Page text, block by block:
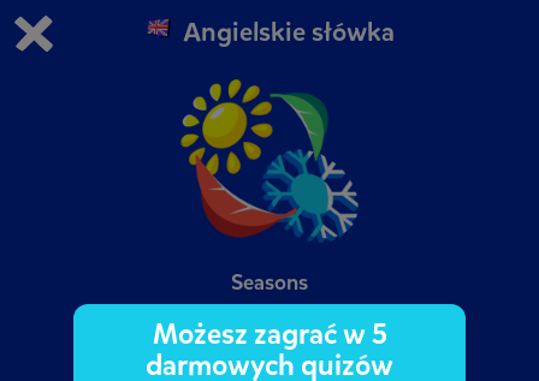
Grasz w wersję demonstracyjną Squli
Kup teraz!
0
Angielskie słówka
Seasons
Możesz zagrać w 5
darmowych quizów